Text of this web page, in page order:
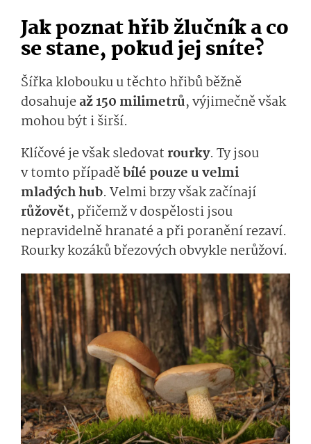
Jak poznat hřib žlučník a co
se stane, pokud jej sníte?
Šířka klobouku u těchto hřibů běžně
dosahujeaž 150 milimetrů, výjimečně však
mohou být i širší.
Klíčové je však sledovat rourky. Ty jsou
v tomto případěbílé pouze u velmi
mladých hub. Velmi brzy však začínají
růžovět, přičemž v dospělosti jsou
nepravidelně hranaté a při poranění rezaví.
Rourky kozáků březových obvykle nerůžoví.